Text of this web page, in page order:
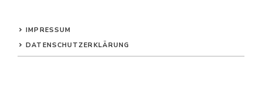
IMPRESSUM
DATENSCHUTZERKLÄRUNG